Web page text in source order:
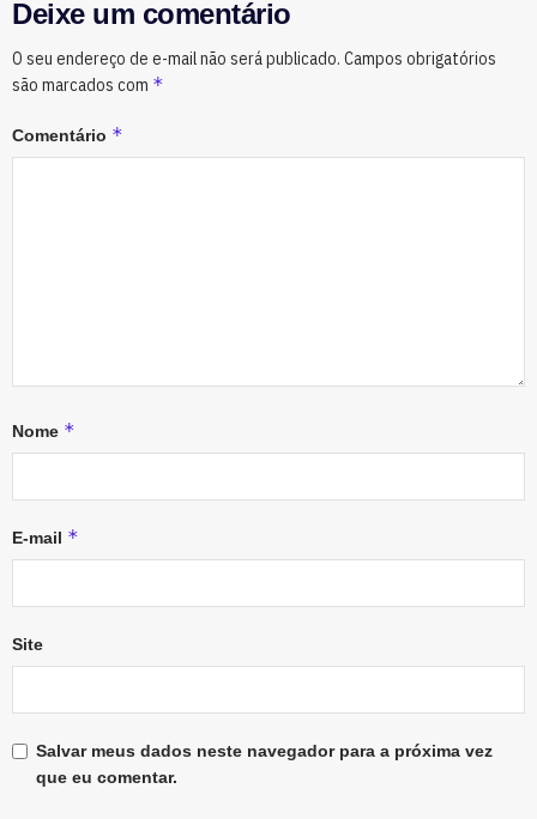
Deixe um comentário
O seu endereço de e-mail não será publicado. Campos obrigatórios
são marcados com *
Comentário *
Nome *
E-mail *
Site
Salvar meus dados neste navegador para a próxima vez
que eu comentar.